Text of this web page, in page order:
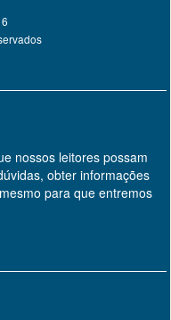
nossos leitores possam
obter informações
para que entremos